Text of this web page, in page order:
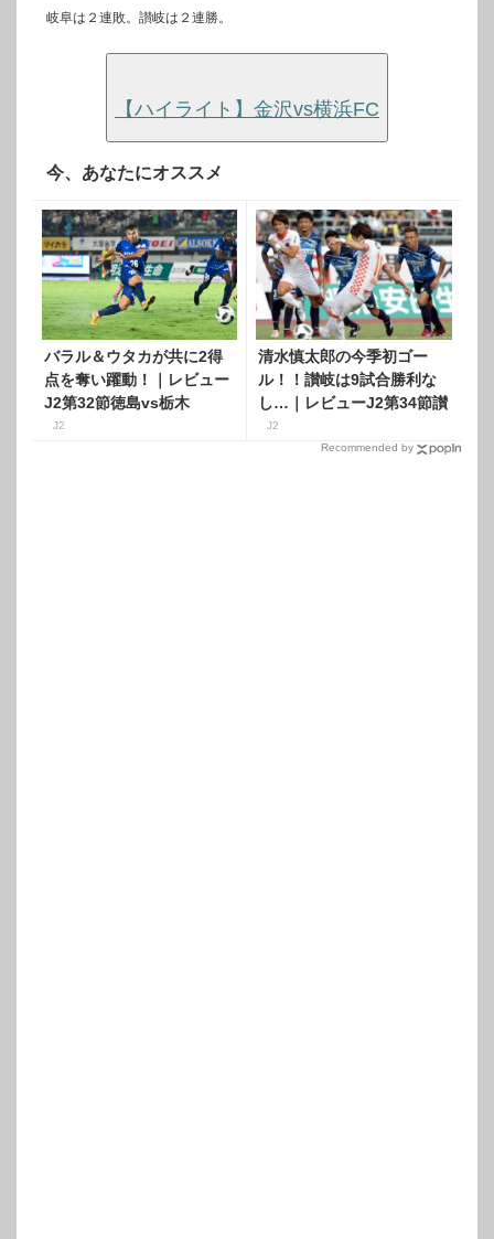
岐阜は２連敗。讃岐は２連勝。
【ハイライト】金沢vs横浜FC
今、あなたにオススメ
バラル＆ウタカが共に2得
点を奪い躍動！｜レビュー
J2第32節徳島vs栃木
J2
清水慎太郎の今季初ゴー
ル！！讃岐は9試合勝利な
し…｜レビューJ2第34節讃
岐vs大宮
J2
Recommended by